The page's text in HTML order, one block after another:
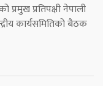
प्रतिपक्षी नेपाली
कार्यसमितिको बैठक